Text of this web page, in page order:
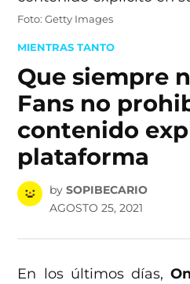
Foto: Getty Images
POSTED
MIENTRAS TANTO
Que siempre
Fans no
contenido
plataforma
by SOPIBECARIO
AGOSTO 25, 2021
En los últimos días,